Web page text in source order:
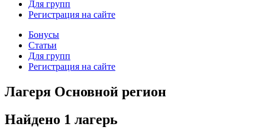
Для групп
Регистрация на сайте
Бонусы
Статьи
Для групп
Регистрация на сайте
Лагеря Основной регион
Найдено 1 лагерь